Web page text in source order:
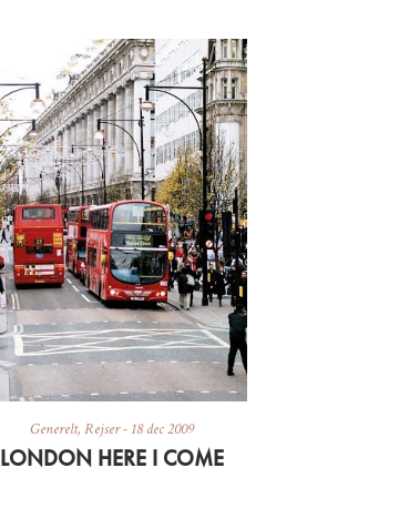
Generelt, Rejser- 18 dec 2009
LONDON HERE I COME